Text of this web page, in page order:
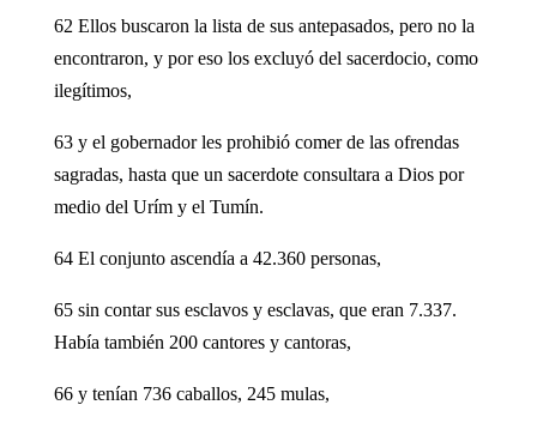
62 Ellos buscaron la lista de sus antepasados, pero no la
encontraron, y por eso los excluyó del sacerdocio, como
ilegítimos,
63 y el gobernador les prohibió comer de las ofrendas
sagradas, hasta que un sacerdote consultara a Dios por
medio del Urím y el Tumín.
64 El conjunto ascendía a 42.360 personas,
65 sin contar sus esclavos y esclavas, que eran 7.337.
Había también 200 cantores y cantoras,
66 y tenían 736 caballos, 245 mulas,